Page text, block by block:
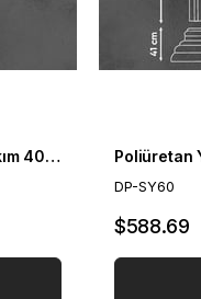
Poliüretan Tam Yivli Sütun Takım 40cm
DP-SY60
$588.69